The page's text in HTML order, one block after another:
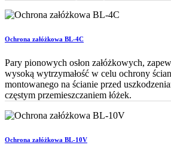
Ochrona załóżkowa BL-4C
Pary pionowych osłon załóżkowych,
wysoką wytrzymałość w celu ochrony
montowanego na ścianie przed
częstym przemieszczaniem łóżek.
Ochrona załóżkowa BL-10V